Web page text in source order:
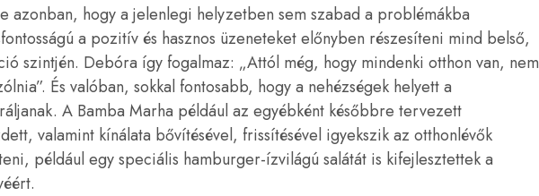
azonban, hogy a jelenlegi helyzetben sem szabad a problémákba
a pozitív és hasznos üzeneteket előnyben részesíteni mind belső,
szintjén. Debóra így fogalmaz: „Attól még, hogy mindenki otthon van, nem
És valóban, sokkal fontosabb, hogy a nehézségek helyett a
A Bamba Marha például az egyébként későbbre tervezett
valamint kínálata bővítésével, frissítésével igyekszik az otthonlévők
például egy speciális hamburger-ízvilágú salátát is kifejlesztettek a